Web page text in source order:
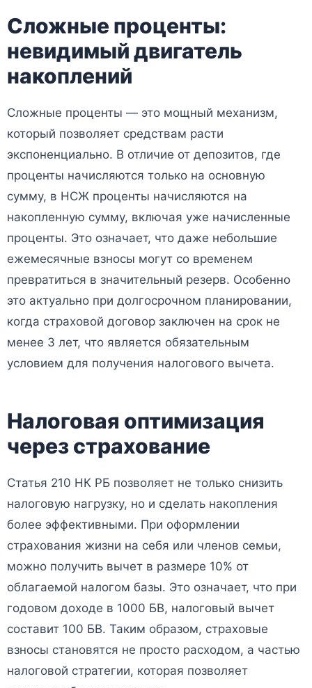
Сложные проценты:
невидимый двигатель
накоплений
Сложные проценты — это мощный механизм,
который позволяет средствам расти
экспоненциально. В отличие от депозитов, где
проценты начисляются только на основную
сумму, в НСЖ проценты начисляются на
накопленную сумму, включая уже начисленные
проценты. Это означает, что даже небольшие
ежемесячные взносы могут со временем
превратиться в значительный резерв. Особенно
это актуально при долгосрочном планировании,
когда страховой договор заключен на срок не
менее 3 лет, что является обязательным
условием для получения налогового вычета.
Налоговая оптимизация
через страхование
Статья 210 НК РБ позволяет не только снизить
налоговую нагрузку, но и сделать накопления
более эффективными. При оформлении
страхования жизни на себя или членов семьи,
можно получить вычет в размере 10% от
облагаемой налогом базы. Это означает, что при
годовом доходе в 1000 БВ, налоговый вычет
составит 100 БВ. Таким образом, страховые
взносы становятся не просто расходом, а частью
налоговой стратегии, которая позволяет